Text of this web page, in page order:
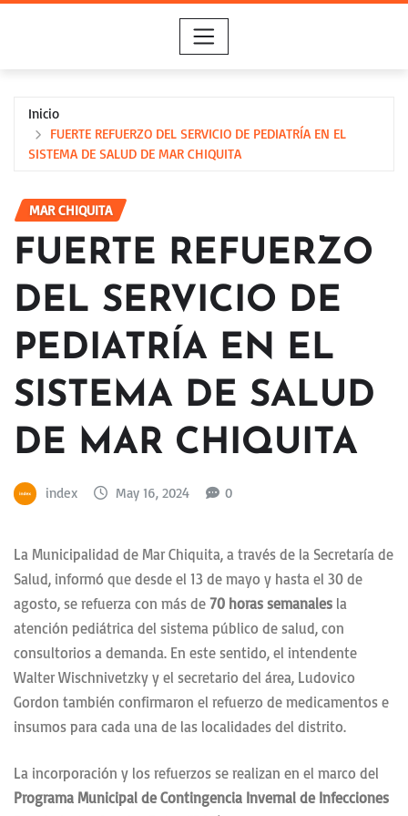
Inicio
FUERTE REFUERZO DEL SERVICIO DE PEDIATRÍA EN EL
SISTEMA DE SALUD DE MAR CHIQUITA
MAR CHIQUITA
FUERTE REFUERZO
DEL SERVICIO DE
PEDIATRÍA EN EL
SISTEMA DE SALUD
DE MAR CHIQUITA
index May 16, 2024 0
La Municipalidad de Mar Chiquita, a través de la Secretaría de
Salud, informó que desde el 13 de mayo y hasta el 30 de
agosto, se refuerza con más de 70 horas semanales la
atención pediátrica del sistema público de salud, con
consultorios a demanda. En este sentido, el intendente
Walter Wischnivetzky y el secretario del área, Ludovico
Gordon también confirmaron el refuerzo de medicamentos e
insumos para cada una de las localidades del distrito.
La incorporación y los refuerzos se realizan en el marco del
Programa Municipal de Contingencia Invernal de Infecciones